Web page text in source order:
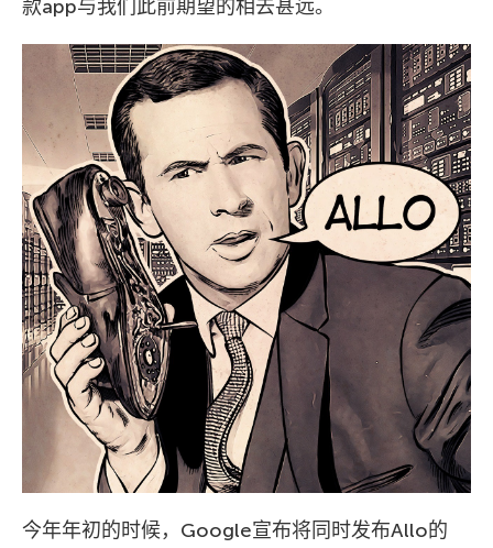
款app与我们此前期望的相去甚远。
今年年初的时候，Google宣布将同时发布Allo的